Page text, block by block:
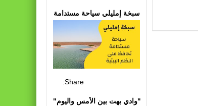
سبخة إمليلي سياحة مستدامة
Share:
"وادي بهت بين الأمس واليوم"